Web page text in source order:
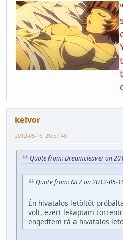
kelvor
2012-05-16, 20:57:48
Quote from: Dreamcleaver on
Quote from: NLZ on 2012-05-
Én hivatalos letöltőt
volt, ezért lekaptam
engedtem rá a hivatalos